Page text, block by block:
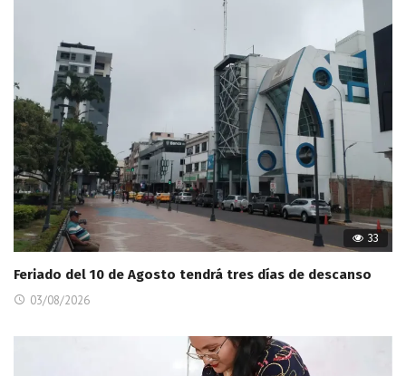
33
Feriado del 10 de Agosto tendrá tres días de descanso
03/08/2026